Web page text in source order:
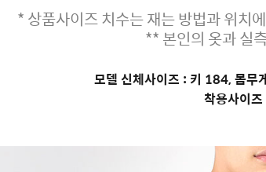
* 상품사이즈 치수는 재는 방법과 위치
** 본인의 옷과 실
모델 신체사이즈 : 키 184, 몸
착용사이